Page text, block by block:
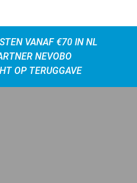
VANAF €70 IN NL
NEVOBO
OP TERUGGAVE